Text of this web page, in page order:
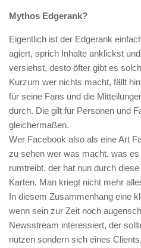
Mythos Edgerank?
Eigentlich ist der Edgerank
agiert, sprich Inhalte anklickst
versiehst, desto öfter gibt es
Kurzum wer nichts macht, fällt
für seine Fans und die
durch. Die gilt für Personen und
gleichermaßen.
Wer Facebook also als eine Art
zu sehen wer was macht, was
rumtreibt, der hat nun durch
Karten. Man kriegt nicht mehr
In diesem Zusammenhang eine
wenn sein zur Zeit noch
Newsstream interessiert, der
nutzen sondern sich eines